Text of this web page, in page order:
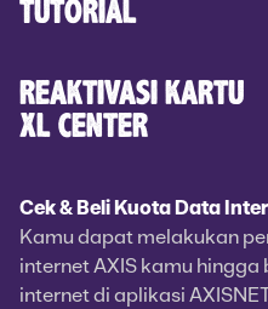
TUTORIAL
REAKTIVASI KARTU
XL CENTER
Cek & Beli Kuota Data
Kamu dapat melakukan
internet AXIS kamu
internet di aplikasi